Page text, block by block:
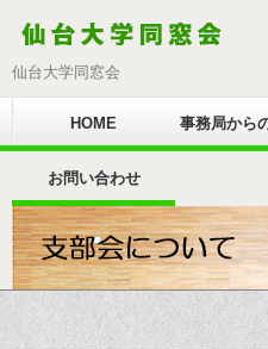
仙台大学同窓会
HOME 事務局から
お問い合わせ